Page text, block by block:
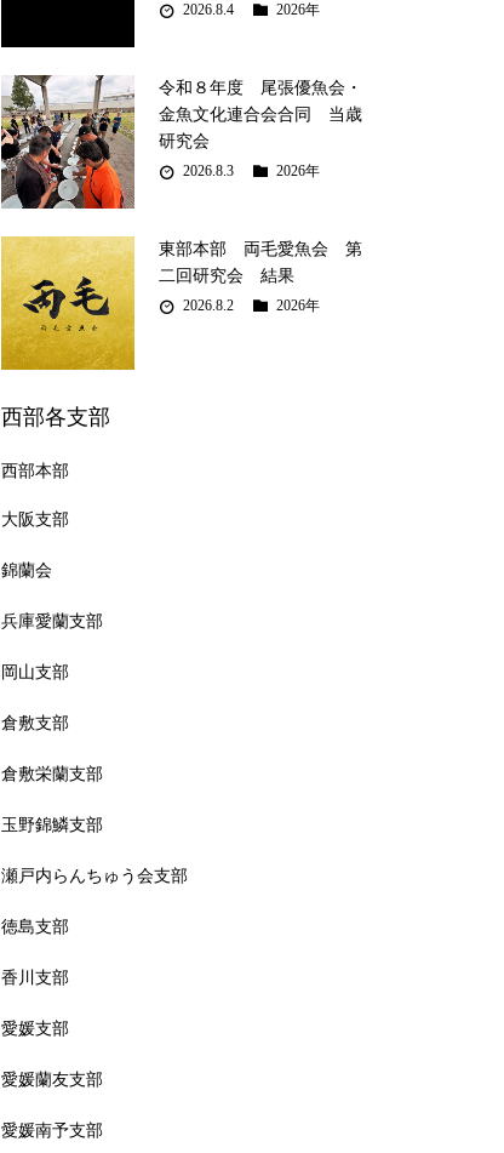
2026.8.4 2026年
令和８年度 尾張優魚会・
金魚文化連合会合同 当歳
研究会
2026.8.3 2026年
東部本部 両毛愛魚会 第
二回研究会 結果
2026.8.2 2026年
西部各支部
西部本部
大阪支部
錦蘭会
兵庫愛蘭支部
岡山支部
倉敷支部
倉敷栄蘭支部
玉野錦鱗支部
瀬戸内らんちゅう会支部
徳島支部
香川支部
愛媛支部
愛媛蘭友支部
愛媛南予支部